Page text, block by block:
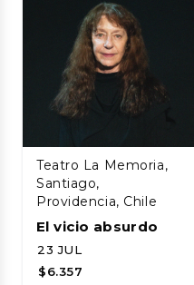
Teatro La Memoria,
Santiago,
Providencia, Chile
El vicio absurdo
23 JUL
$6.357